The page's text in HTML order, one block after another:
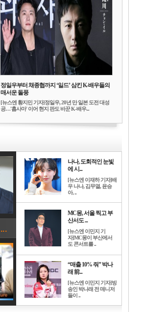
정일우부터 채종협까지 ‘일드’ 삼킨 K-배우들의
매서운 돌풍
[뉴스엔 황지민 기자]정일우, 20년 만 일본 도전 대성
공…'횹사마' 이어 현지 판도 바꾼 K-배우...
나나, 도회적인 눈빛
에 시...
[뉴스엔 이재하 기자]배
우 나나, 김무열, 윤승
아, ..
MC몽, 서울 찍고 부
산서도 ...
[뉴스엔 이민지 기
자]MC몽이 부산에서
도 콘서트를 ..
“매출 10% 줘” 박나
래 前...
[뉴스엔 이민지 기자]방
송인 박나래 전 매니저
들이 ..